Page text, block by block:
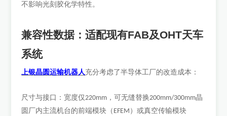
不影响光刻胶化学特性。
兼容性数据：适配现有FAB及OHT天车
系统
上银晶圆运输机器人 充分考虑了半导体工厂的改造成本：
尺寸与接口：宽度仅220mm ，可无缝替换200mm/300mm晶
圆厂内主流机台的前端模块（ EFEM ）或真空传输模块